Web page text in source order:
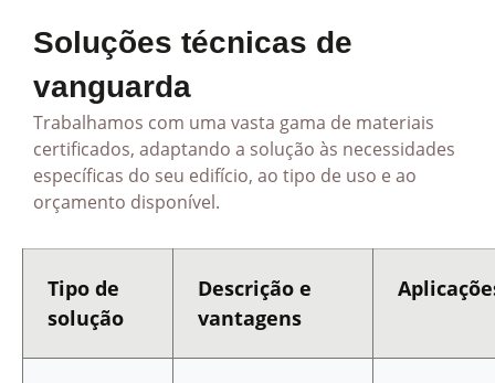
Soluções técnicas de
vanguarda
Trabalhamos com uma vasta gama de materiais
certificados, adaptando a solução às necessidades
específicas do seu edifício, ao tipo de uso e ao
orçamento disponível.
Tipo de
solução
Descrição e
vantagens